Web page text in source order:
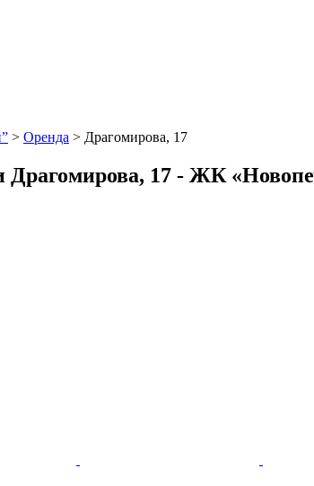
> Оренда > Драгомирова, 17
Драгомирова, 17 - ЖК